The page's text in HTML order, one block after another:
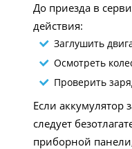
До приезда в
действия:
Заглушить
Осмотреть
Проверить
Если аккумулятор
следует
приборной